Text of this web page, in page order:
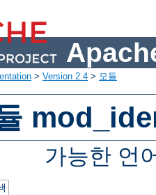
> Version 2.4 > 모듈
가능한 언